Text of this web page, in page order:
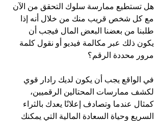
هل تستطيع ممارسة سلوك التحقق من الآن
مع كل شخص قريب منك من خلال أنه إذا
طلبنا من بعضنا البعض المال فيجب أن
يكون ذلك عبر مكالمة فيديو أو نقول كلمة
مرور محددة الرقم؟
في الواقع يجب أن يكون لديك رادار قوي
لكشف ممارسات المحتالين الرقميين،
كمثال عندما وتصادف إعلانًا يعدك بالثراء
السريع وحياة السعادة المالية التي يمكنك